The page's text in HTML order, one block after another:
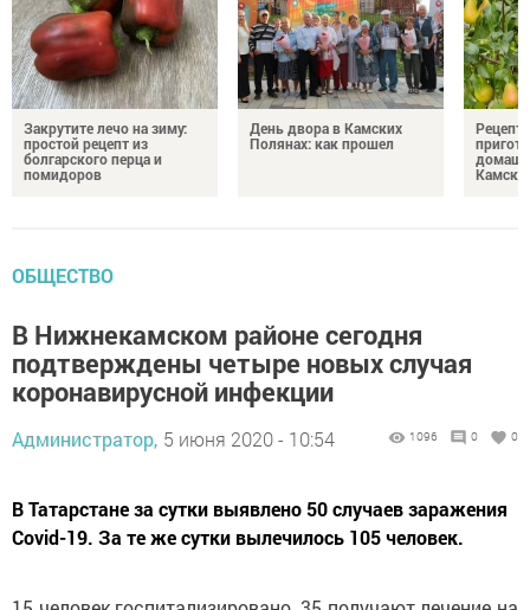
Закрутите лечо на зиму:
простой рецепт из
болгарского перца и
помидоров
День двора в Камских
Полянах: как прошел
ОБЩЕСТВО
В Нижнекамском районе сегодня
подтверждены четыре новых случая
коронавирусной инфекции
Администратор, 5 июня 2020 - 10:54 1096 0 0
В Татарстане за сутки выявлено 50 случаев заражения
Covid-19. За те же сутки вылечилось 105 человек.